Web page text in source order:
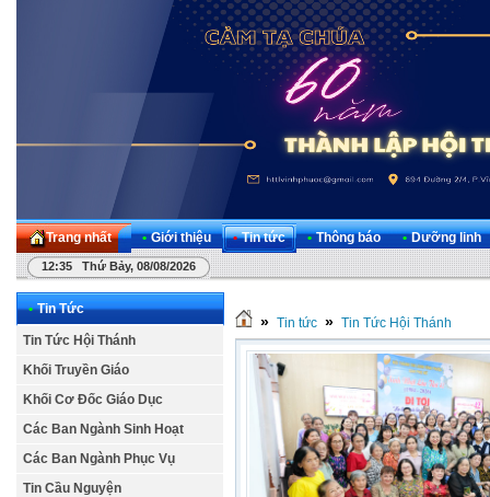
Trang nhất • Giới thiệu • Tin tức • Thông báo • Dưỡng linh
12:35 Thứ Bảy, 08/08/2026
• Tin Tức
Tin Tức Hội Thánh
Khối Truyền Giáo
Khối Cơ Đốc Giáo Dục
Các Ban Ngành Sinh Hoạt
Các Ban Ngành Phục Vụ
Tin Cầu Nguyện
» Tin tức » Tin Tức Hội Thánh